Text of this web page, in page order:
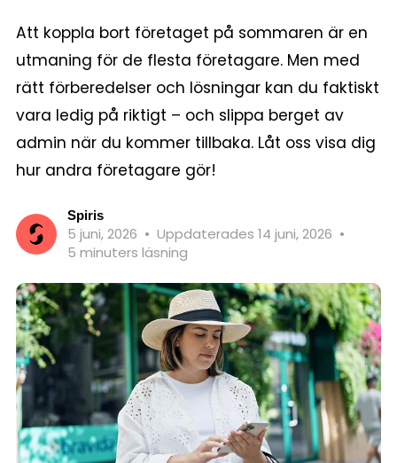
Att koppla bort företaget på sommaren är en
utmaning för de flesta företagare. Men med
rätt förberedelser och lösningar kan du faktiskt
vara ledig på riktigt – och slippa berget av
admin när du kommer tillbaka. Låt oss visa dig
hur andra företagare gör!
Spiris
5 juni, 2026 • Uppdaterades 14 juni, 2026 •
5 minuters läsning